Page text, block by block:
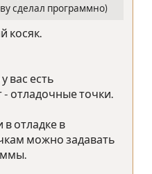
сделал программно)
косяк.
вас есть
отладочные точки.
отладке в
можно задавать